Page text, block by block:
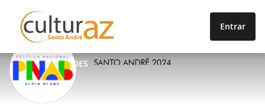
Entrar
OPORTUNIDADES